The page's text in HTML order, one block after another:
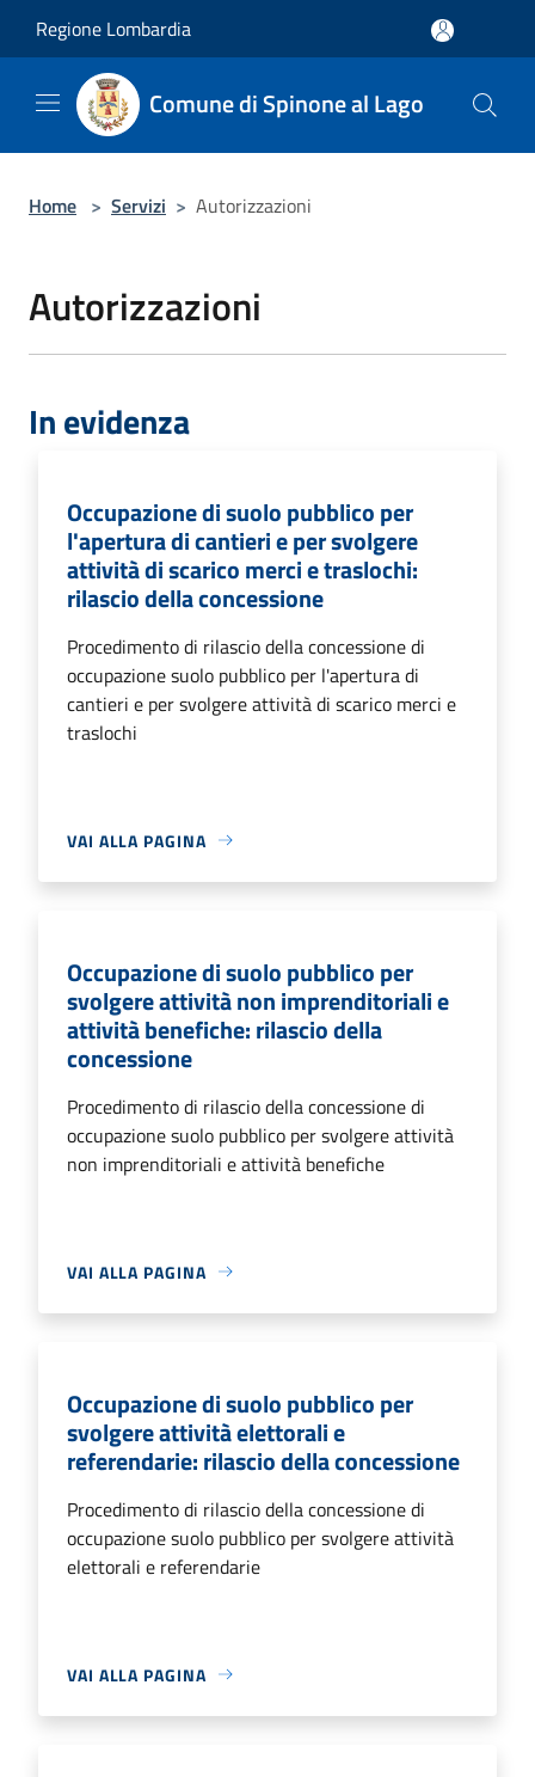
Regione Lombardia
Comune di Spinone al Lago
Home > Servizi > Autorizzazioni
Autorizzazioni
In evidenza
Occupazione di suolo pubblico per
l'apertura di cantieri e per svolgere
attività di scarico merci e traslochi:
rilascio della concessione
Procedimento di rilascio della concessione di
occupazione suolo pubblico per l'apertura di
cantieri e per svolgere attività di scarico merci e
traslochi
VAI ALLA PAGINA
Occupazione di suolo pubblico per
svolgere attività non imprenditoriali e
attività benefiche: rilascio della
concessione
Procedimento di rilascio della concessione di
occupazione suolo pubblico per svolgere attività
non imprenditoriali e attività benefiche
VAI ALLA PAGINA
Occupazione di suolo pubblico per
svolgere attività elettorali e
referendarie: rilascio della concessione
Procedimento di rilascio della concessione di
occupazione suolo pubblico per svolgere attività
elettorali e referendarie
VAI ALLA PAGINA